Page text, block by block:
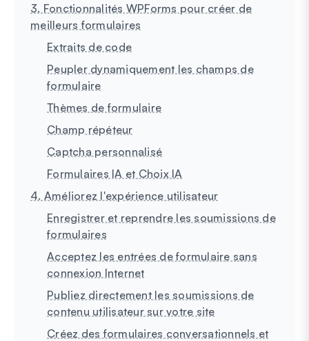
3. Fonctionnalités WPForms pour créer de
meilleurs formulaires
Extraits de code
Peupler dynamiquement les champs de
formulaire
Thèmes de formulaire
Champ répéteur
Captcha personnalisé
Formulaires IA et Choix IA
4. Améliorez l'expérience utilisateur
Enregistrer et reprendre les soumissions de
formulaires
Acceptez les entrées de formulaire sans
connexion Internet
Publiez directement les soumissions de
contenu utilisateur sur votre site
Créez des formulaires conversationnels et